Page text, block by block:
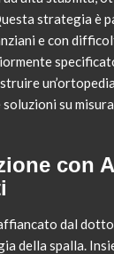
strategia è
e con
su
con
dal
della spalla.